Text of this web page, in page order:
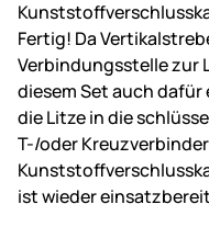
Fertig! Da
Verbindungsstelle zur
diesem Set auch dafür
die Litze in die
T-/oder
ist wieder